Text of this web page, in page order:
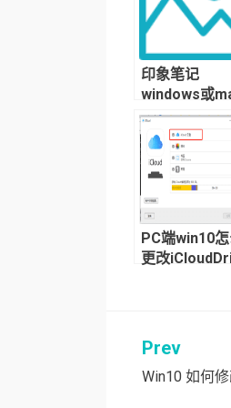
印象笔记
windows或
客户端多帐
换的方法
PC端win10
更改
文
章
Prev
Win10 如何